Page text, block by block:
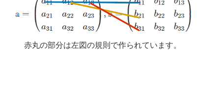
赤丸の部分は左図の規則で作られています。